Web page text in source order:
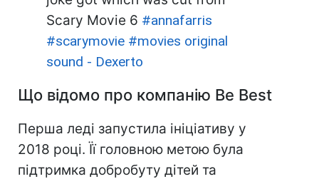
Scary Movie 6 #annafarris
#scarymovie #movies original
sound - Dexerto
Що відомо про компанію Be Best
Перша леді запустила ініціативу у
2018 році. Її головною метою була
підтримка добробуту дітей та